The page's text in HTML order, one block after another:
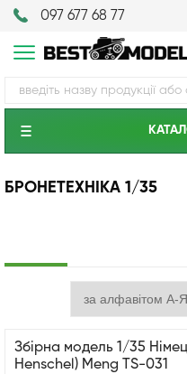
097 677 68 77
БРОНЕТЕХНІКА 1/35
Збірна модель 1/35
Henschel) Meng TS-031